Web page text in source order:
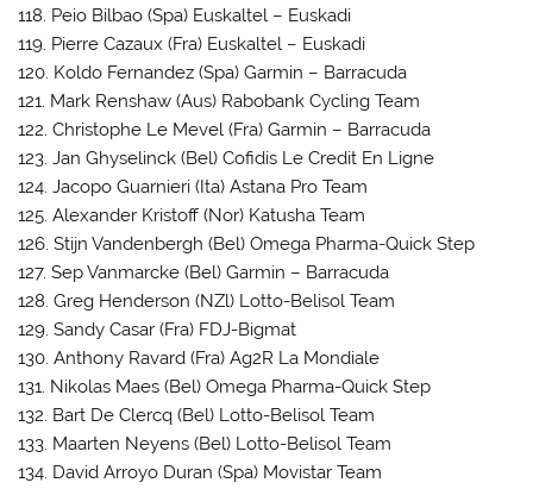
118. Peio Bilbao (Spa) Euskaltel – Euskadi
119. Pierre Cazaux (Fra) Euskaltel – Euskadi
120. Koldo Fernandez (Spa) Garmin – Barracuda
121. Mark Renshaw (Aus) Rabobank Cycling Team
122. Christophe Le Mevel (Fra) Garmin – Barracuda
123. Jan Ghyselinck (Bel) Cofidis Le Credit En Ligne
124. Jacopo Guarnieri (Ita) Astana Pro Team
125. Alexander Kristoff (Nor) Katusha Team
126. Stijn Vandenbergh (Bel) Omega Pharma-Quick Step
127. Sep Vanmarcke (Bel) Garmin – Barracuda
128. Greg Henderson (NZl) Lotto-Belisol Team
129. Sandy Casar (Fra) FDJ-Bigmat
130. Anthony Ravard (Fra) Ag2R La Mondiale
131. Nikolas Maes (Bel) Omega Pharma-Quick Step
132. Bart De Clercq (Bel) Lotto-Belisol Team
133. Maarten Neyens (Bel) Lotto-Belisol Team
134. David Arroyo Duran (Spa) Movistar Team